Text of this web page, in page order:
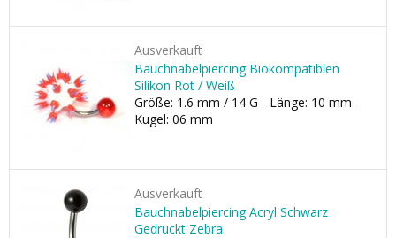
Ausverkauft
Bauchnabelpiercing Biokompatiblen
Silikon Rot / Weiß
Größe: 1.6 mm / 14 G - Länge: 10 mm -
Kugel: 06 mm
Ausverkauft
Bauchnabelpiercing Acryl Schwarz
Gedruckt Zebra